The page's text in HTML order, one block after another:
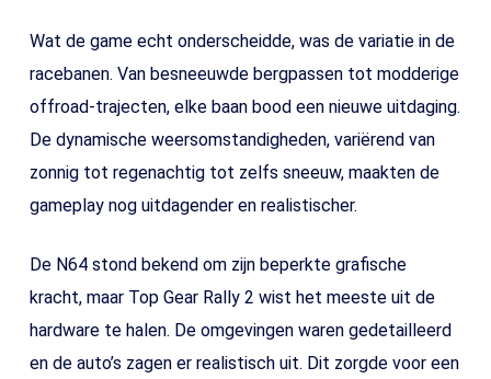
Wat de game echt onderscheidde, was de variatie in de
racebanen. Van besneeuwde bergpassen tot modderige
offroad-trajecten, elke baan bood een nieuwe uitdaging.
De dynamische weersomstandigheden, variërend van
zonnig tot regenachtig tot zelfs sneeuw, maakten de
gameplay nog uitdagender en realistischer.
De N64 stond bekend om zijn beperkte grafische
kracht, maar Top Gear Rally 2 wist het meeste uit de
hardware te halen. De omgevingen waren gedetailleerd
en de auto’s zagen er realistisch uit. Dit zorgde voor een